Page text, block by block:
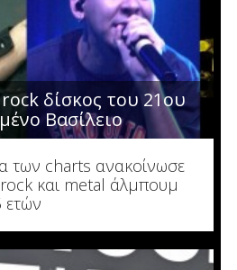
δίσκος του 21ου
Βασίλειο
των charts ανακοίνωσε
και metal άλμπουμ
ετών